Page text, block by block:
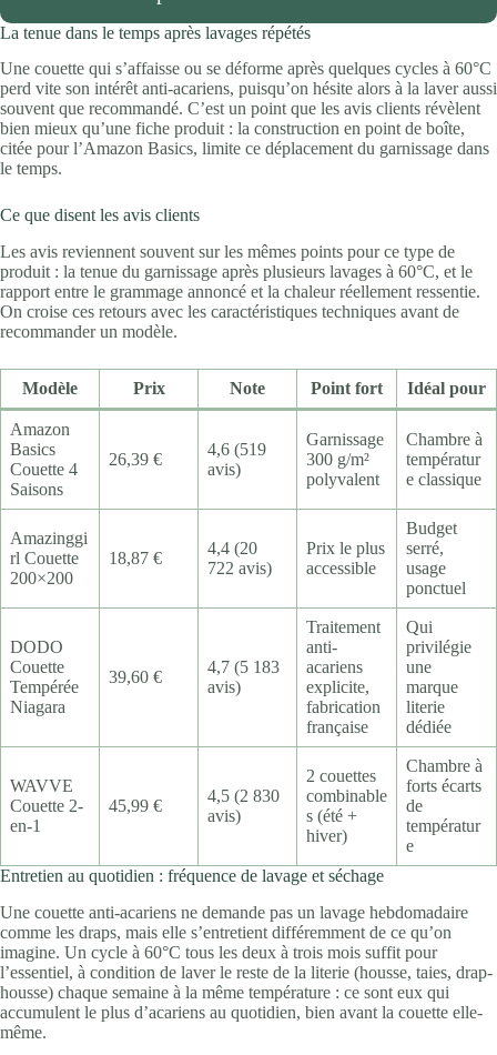
La tenue dans le temps après lavages répétés
Une couette qui s’affaisse ou se déforme après quelques cycles à 60°C
perd vite son intérêt anti-acariens, puisqu’on hésite alors à la laver aussi
souvent que recommandé. C’est un point que les avis clients révèlent
bien mieux qu’une fiche produit : la construction en point de boîte,
citée pour l’Amazon Basics, limite ce déplacement du garnissage dans
le temps.
Ce que disent les avis clients
Les avis reviennent souvent sur les mêmes points pour ce type de
produit : la tenue du garnissage après plusieurs lavages à 60°C, et le
rapport entre le grammage annoncé et la chaleur réellement ressentie.
On croise ces retours avec les caractéristiques techniques avant de
recommander un modèle.
Modèle Prix Note Point fort Idéal pour
Amazon
Basics
Couette 4
Saisons
26,39 €
4,6 (519
avis)
Garnissage
300 g/m²
polyvalent
Chambre à
températur
e classique
Amazinggi
rl Couette
200×200
18,87 €
4,4 (20
722 avis)
Prix le plus
accessible
Budget
serré,
usage
ponctuel
DODO
Couette
Tempérée
Niagara
39,60 €
4,7 (5 183
avis)
Traitement
anti-
acariens
explicite,
fabrication
française
Qui
privilégie
une
marque
literie
dédiée
WAVVE
Couette 2-
en-1
45,99 €
4,5 (2 830
avis)
2 couettes
combinable
s (été +
hiver)
Chambre à
forts écarts
de
températur
e
Entretien au quotidien : fréquence de lavage et séchage
Une couette anti-acariens ne demande pas un lavage hebdomadaire
comme les draps, mais elle s’entretient différemment de ce qu’on
imagine. Un cycle à 60°C tous les deux à trois mois suffit pour
l’essentiel, à condition de laver le reste de la literie (housse, taies, drap-
housse) chaque semaine à la même température : ce sont eux qui
accumulent le plus d’acariens au quotidien, bien avant la couette elle-
même.